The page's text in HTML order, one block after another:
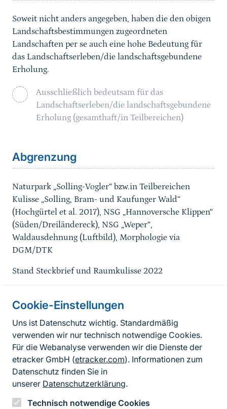
Cookie-Einstellungen
Uns ist Datenschutz wichtig. Standardmäßig
verwenden wir nur technisch notwendige Cookies.
Für die Webanalyse verwenden wir die Dienste der
etracker GmbH (etracker.com). Informationen zum
Datenschutz finden Sie in
unserer Datenschutzerklärung.
Technisch notwendige Cookies
Soweit nicht anders angegeben, haben die den obigen
Landschaftsbestimmungen zugeordneten
Landschaften per se auch eine hohe Bedeutung für
das Landschaftserleben/die landschaftsgebundene
Erholung.
Ausschließlich bedeutsam für das
Landschaftserleben/die landschaftsgebundene
Erholung (gesamthaft/in Teilbereichen)
Abgrenzung
Naturpark „Solling-Vogler“ bzw.in Teilbereichen
Kulisse „Solling, Bram- und Kaufunger Wald“
(Hochgürtel et al. 2017), NSG „Hannoversche Klippen“
(Süden/Dreiländereck), NSG „Weper“,
Waldausdehnung (Luftbild), Morphologie via
DGM/DTK
Stand Steckbrief und Raumkulisse 2022
Informationen zur Seite
FußzeileKontakt zum BfN
Kontaktformular
Erklärung zur Barrierefreiheit
Impressum